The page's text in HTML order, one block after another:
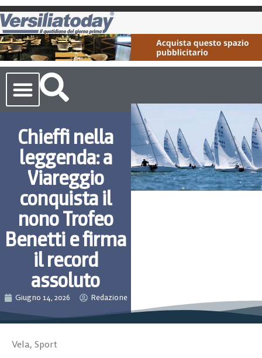
Chieffi nella
leggenda: a
Viareggio
conquista il
nono Trofeo
Benetti e firma
il record
assoluto
Giugno 14, 2026 Redazione
Vela, Sport